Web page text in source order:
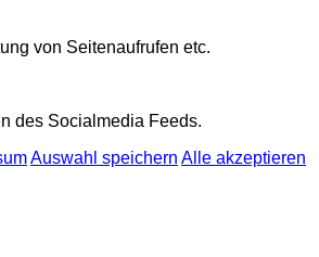
von Seitenaufrufen etc.
des Socialmedia Feeds.
Auswahl speichern Alle akzeptieren